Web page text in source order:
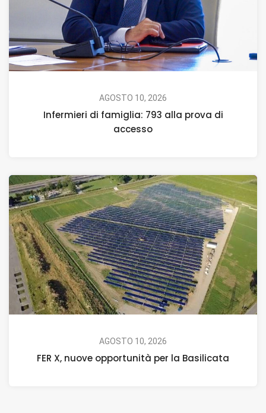
AGOSTO 10, 2026
Infermieri di famiglia: 793 alla prova di
accesso
AGOSTO 10, 2026
FER X, nuove opportunità per la Basilicata